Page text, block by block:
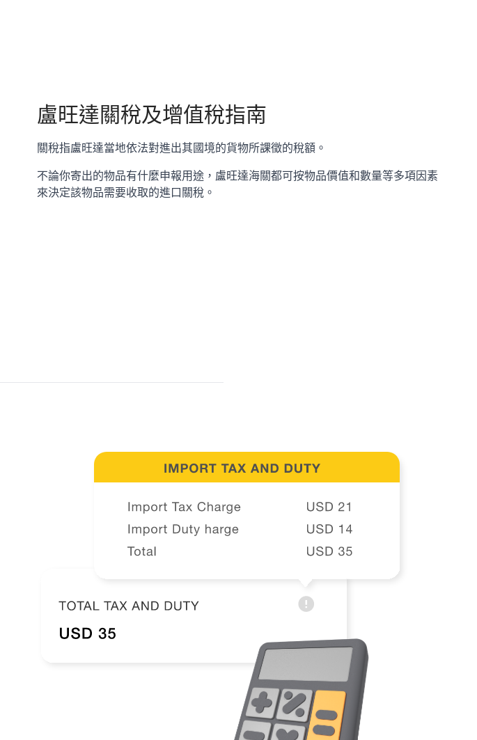
盧旺達關稅及增值稅指南
關稅指盧旺達當地依法對進出其國境的貨物所課徵的稅額。
不論你寄出的物品有什麼申報用途，盧旺達海關都可按物品價值和數量等多項因素
來決定該物品需要收取的進口關稅。